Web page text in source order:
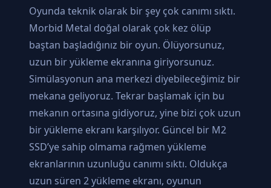
Oyunda teknik olarak bir şey çok canımı sıktı.
Morbid Metal doğal olarak çok kez ölüp
baştan başladığınız bir oyun. Ölüyorsunuz,
uzun bir yükleme ekranına giriyorsunuz.
Simülasyonun ana merkezi diyebileceğimiz bir
mekana geliyoruz. Tekrar başlamak için bu
mekanın ortasına gidiyoruz, yine bizi çok uzun
bir yükleme ekranı karşılıyor. Güncel bir M2
SSD’ye sahip olmama rağmen yükleme
ekranlarının uzunluğu canımı sıktı. Oldukça
uzun süren 2 yükleme ekranı, oyunun